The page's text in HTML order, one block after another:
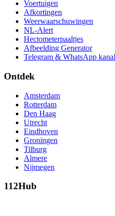
Voertuigen
Afkortingen
Weerwaarschuwingen
NL-Alert
Hectometerpaaltjes
Afbeelding Generator
Telegram & WhatsApp
Ontdek
Amsterdam
Rotterdam
Den Haag
Utrecht
Eindhoven
Groningen
Tilburg
Almere
Nijmegen
112Hub